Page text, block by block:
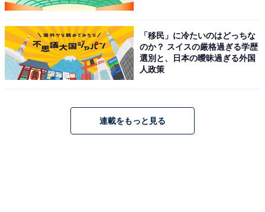
「移民」に冷たいのはどっちな
のか？ スイスの厳格過ぎる学歴
選別と、日本の曖昧過ぎる外国
人政策
連載をもっと見る